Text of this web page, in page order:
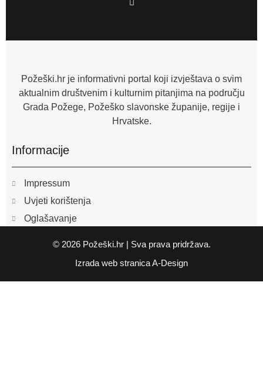
a
o
f
Požeški.hr je informativni portal koji izvještava o svim
aktualnim društvenim i kulturnim pitanjima na području
Grada Požege, Požeško slavonske županije, regije i
Hrvatske.
Informacije
Impressum
Uvjeti korištenja
Oglašavanje
© 2026 Požeški.hr | Sva prava pridržava.
Izrada web stranicaA-Design